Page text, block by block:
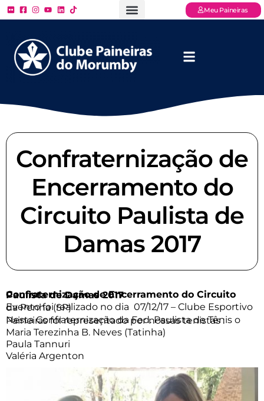
Meu Paineiras
Confraternização de
Encerramento do
Circuito Paulista de
Damas 2017
Confraternização de Encerramento do Circuito Paulista de Damas 2017
Evento foi realizado no dia 07/12/17 – Clube Esportivo da Penha (SP)
Nesta Confraternização da Fed. Paulista de Tênis o Paineiras foi representado por nossas tenistas :
Maria Terezinha B. Neves (Tatinha)
Paula Tannuri
Valéria Argenton